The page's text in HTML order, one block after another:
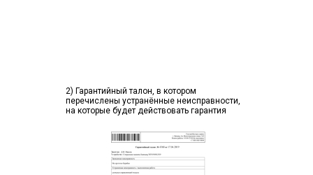
2) Гарантийный талон, в котором
перечислены устранённые неисправности,
на которые будет действовать гарантия